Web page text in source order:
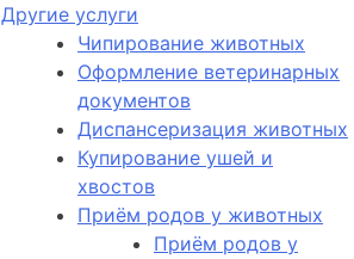
Другие услуги
Чипирование животных
Оформление ветеринарных
документов
Диспансеризация животных
Купирование ушей и
хвостов
Приём родов у животных
Приём родов у